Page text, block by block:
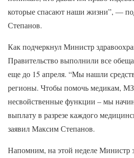
которые спасают наши жизни”, —
Степанов.
Как подчеркнул Министр
Правительство выполнили все
еще до 15 апреля. “Мы нашли
регионы. Чтобы помочь медикам, МЗ
несвойственные функции – мы
выплату в разрезе каждого
заявил Максим Степанов.
Напомним, на этой неделе Министр